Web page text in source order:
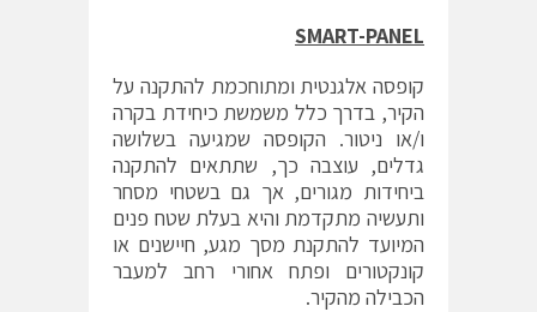
SMART-PANEL
קופסה אלגנטית ומתוחכמת להתקנה על
הקיר, בדרך כלל משמשת כיחידת בקרה
ו/או ניטור. הקופסה שמגיעה בשלושה
גדלים, עוצבה כך, שתתאים להתקנה
ביחידות מגורים, אך גם בשטחי מסחר
ותעשיה מתקדמת והיא בעלת שטח פנים
המיועד להתקנת מסך מגע, חיישנים או
קונקטורים ופתח אחורי רחב למעבר
הכבילה מהקיר.